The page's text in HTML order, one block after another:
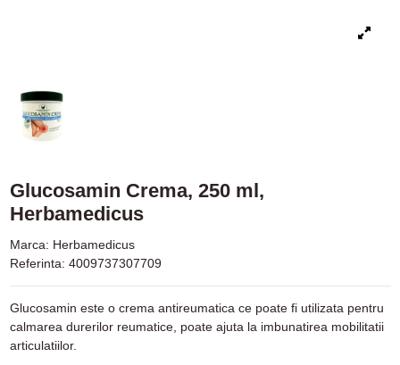
Glucosamin Crema, 250 ml,
Herbamedicus
Marca: Herbamedicus
Referinta: 4009737307709
Glucosamin este o crema antireumatica ce poate fi utilizata pentru
calmarea durerilor reumatice, poate ajuta la imbunatirea mobilitatii
articulatiilor.